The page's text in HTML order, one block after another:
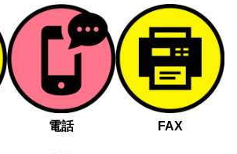
電話 FAX